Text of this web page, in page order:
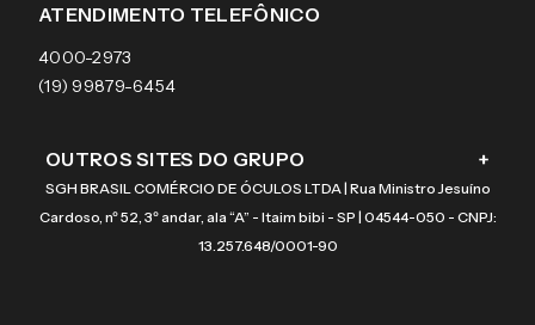
Burberry
ATENDIMENTO TELEFÔNICO
4000-2973
(19) 99879-6454
OUTROS SITES DO GRUPO +
SGH BRASIL COMÉRCIO DE ÓCULOS LTDA | Rua Ministro Jesuíno
Cardoso, nº 52, 3º andar, ala “A” - Itaim bibi - SP | 04544-050 - CNPJ:
13.257.648/0001-90